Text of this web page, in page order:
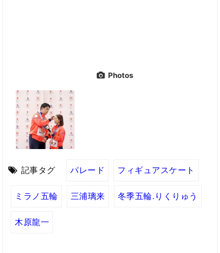
Photos
記事タグ パレード フィギュアスケート
ミラノ五輪 三浦璃来 冬季五輪.りくりゅう
木原龍一